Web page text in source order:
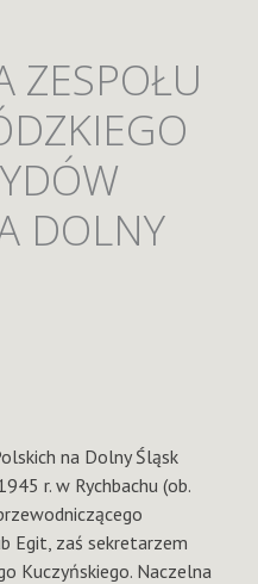
ZESPOŁU
DOLNY
na Dolny Śląsk
r. w Rychbachu (ob.
Egit, zaś sekretarzem
Kuczyńskiego. Naczelna